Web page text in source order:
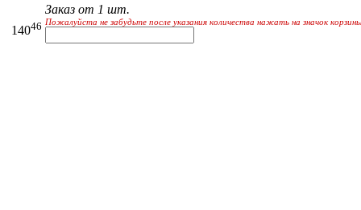
14046
Заказ от 1 шт.
Пожалуйста не забудьте после указания количества нажать на значок